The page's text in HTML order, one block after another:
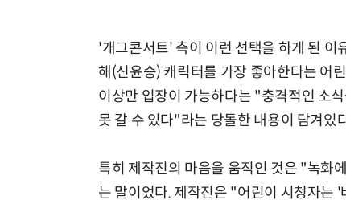
'개그콘서트' 측이 이런 선택을 하게 된
해(신윤승) 캐릭터를 가장 좋아한다는 어
이상만 입장이 가능하다는 "충격적인 소
못 갈 수 있다"라는 당돌한 내용이 담겨있
특히 제작진의 마음을 움직인 것은 "녹화
는 말이었다. 제작진은 "어린이 시청자는